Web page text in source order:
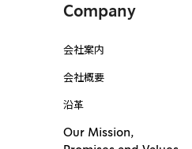
Company
会社案内
会社概要
沿革
Our Mission,